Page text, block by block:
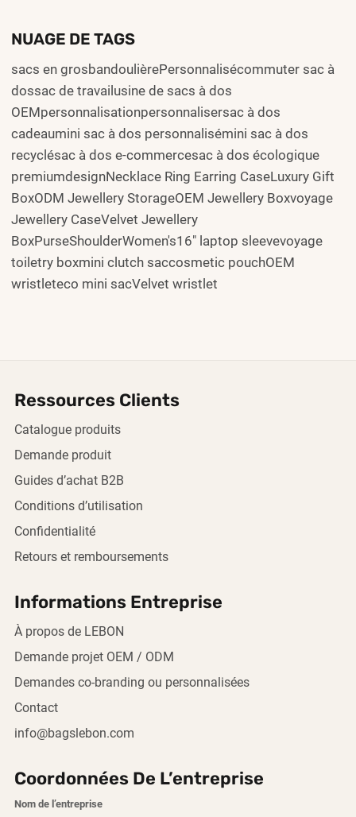
NUAGE DE TAGS
sacs en grosbandoulièrePersonnalisécommuter sac à
dossac de travailusine de sacs à dos
OEMpersonnalisationpersonnalisersac à dos
cadeaumini sac à dos personnalisémini sac à dos
recyclésac à dos e-commercesac à dos écologique
premiumdesignNecklace Ring Earring CaseLuxury Gift
BoxODM Jewellery StorageOEM Jewellery Boxvoyage
Jewellery CaseVelvet Jewellery
BoxPurseShoulderWomen's16" laptop sleevevoyage
toiletry boxmini clutch saccosmetic pouchOEM
wristleteco mini sacVelvet wristlet
Ressources Clients
Catalogue produits
Demande produit
Guides d’achat B2B
Conditions d’utilisation
Confidentialité
Retours et remboursements
Informations Entreprise
À propos de LEBON
Demande projet OEM / ODM
Demandes co-branding ou personnalisées
Contact
info@bagslebon.com
Coordonnées De L’entreprise
Nom de l’entreprise